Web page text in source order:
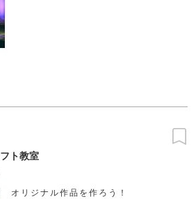
ト教室
オリジナル作品を作ろう！